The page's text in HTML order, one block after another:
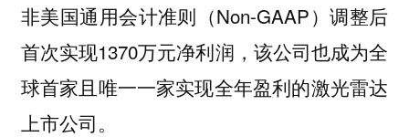
非美国通用会计准则（Non-GAAP）调整后
首次实现1370万元净利润，该公司也成为全
球首家且唯一一家实现全年盈利的激光雷达
上市公司。